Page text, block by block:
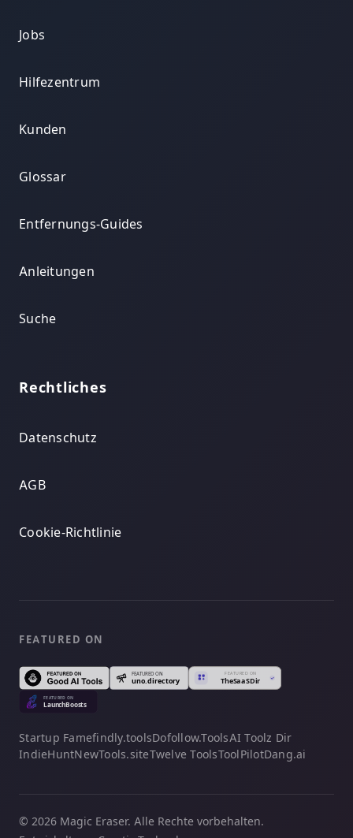
Jobs
Hilfezentrum
Kunden
Glossar
Entfernungs-Guides
Anleitungen
Suche
Rechtliches
Datenschutz
AGB
Cookie-Richtlinie
FEATURED ON
Startup Famefindly.toolsDofollow.ToolsAI Toolz Dir
IndieHuntNewTools.siteTwelve ToolsToolPilotDang.ai
© 2026 Magic Eraser. Alle Rechte vorbehalten.